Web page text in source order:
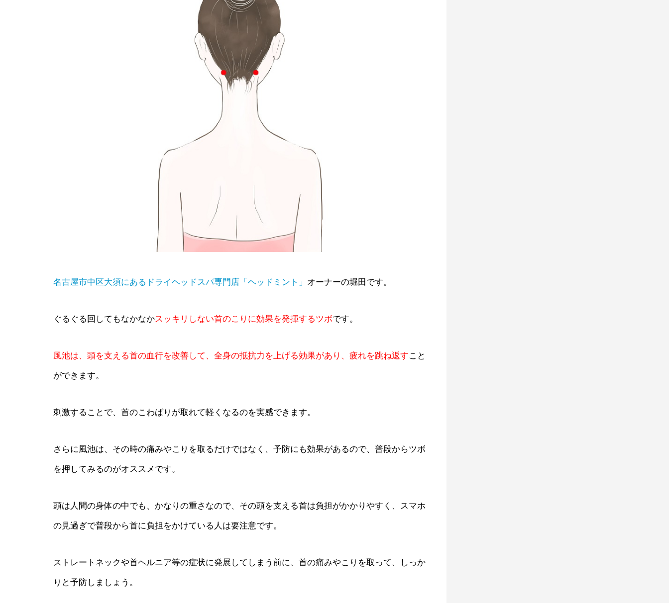
名古屋市中区大須にあるドライヘッドスパ専門店「ヘッドミント」 オーナーの堀田です。
ぐるぐる回してもなかなかスッキリしない首のこりに効果を発揮するツボです。
風池は、頭を支える首の血行を改善して、全身の抵抗力を上げる効果があり、疲れを跳ね返すこと
ができます。
刺激することで、首のこわばりが取れて軽くなるのを実感できます。
さらに風池は、その時の痛みやこりを取るだけではなく、予防にも効果があるので、普段からツボ
を押してみるのがオススメです。
頭は人間の身体の中でも、かなりの重さなので、その頭を支える首は負担がかかりやすく、スマホ
の見過ぎで普段から首に負担をかけている人は要注意です。
ストレートネックや首ヘルニア等の症状に発展してしまう前に、首の痛みやこりを取って、しっか
りと予防しましょう。